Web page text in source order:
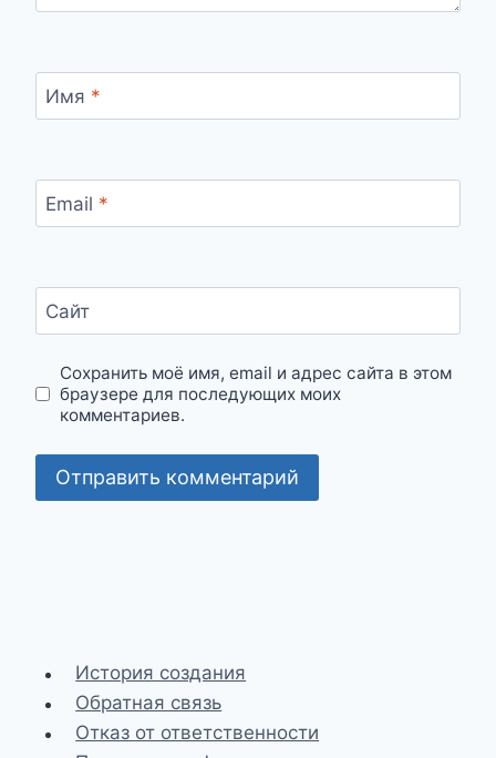
Имя *
Email *
Сайт
Сохранить моё имя, email и адрес сайта в этом
браузере для последующих моих
комментариев.
История создания
Обратная связь
Отказ от ответственности